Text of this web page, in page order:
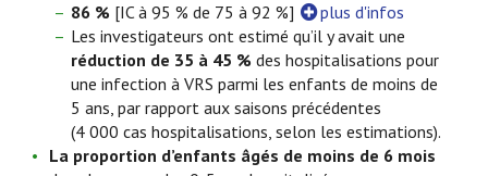
86 % [IC à 95 % de 75 à 92 %]
plus d'infos
Les investigateurs ont estimé qu’il y avait une
réduction de 35 à 45 % des hospitalisations pour
une infection à VRS parmi les enfants de moins de
5 ans, par rapport aux saisons précédentes
(4 000 cas hospitalisations, selon les estimations).
La proportion d’enfants âgés de moins de 6 mois